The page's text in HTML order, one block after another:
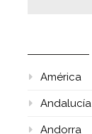
América
Andalucía
Andorra